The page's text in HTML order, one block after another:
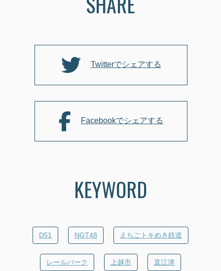
b
o
k
Twitterでシェアする
Facebookでシェアする
KEYWORD
D51 NGT48 えちごトキめき鉄道
レールパーク 上越市 直江津